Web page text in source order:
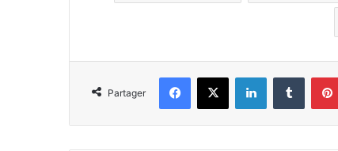
Partager
Facebook
X LinkedinTumblr